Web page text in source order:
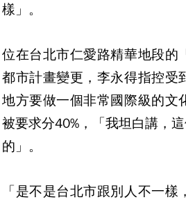
樣」。
位在台北市仁愛路精華地段的
都市計畫變更，李永得指控受
地方要做一個非常國際級的文
被要求分40%，「我坦白講，
的」。
「是不是台北市跟別人不一